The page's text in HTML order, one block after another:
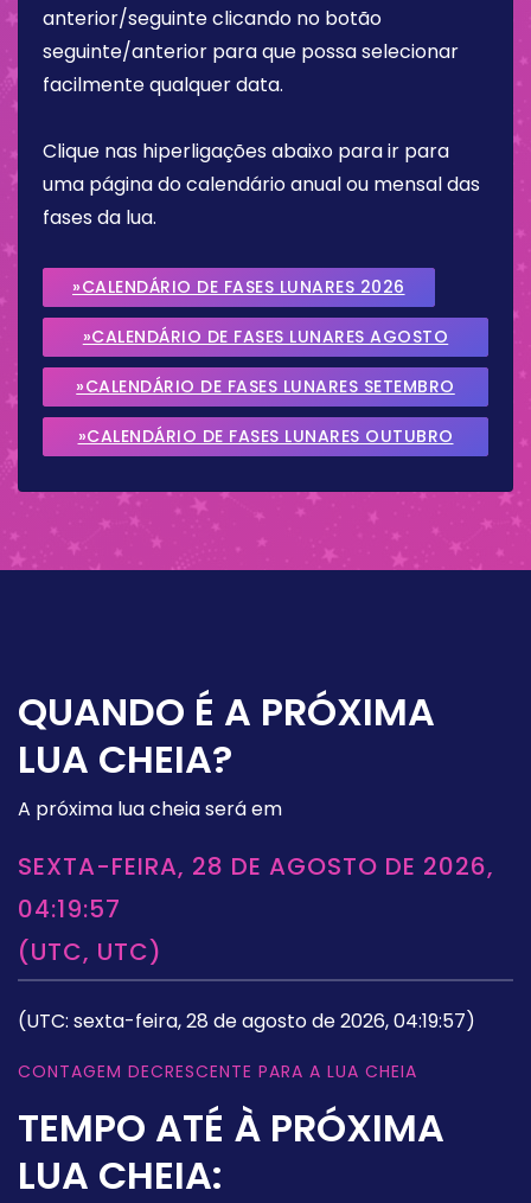
anterior/seguinte clicando no botão
seguinte/anterior para que possa selecionar
facilmente qualquer data.
Clique nas hiperligações abaixo para ir para
uma página do calendário anual ou mensal das
fases da lua.
»CALENDÁRIO DE FASES LUNARES 2026
»CALENDÁRIO DE FASES LUNARES AGOSTO
2026
»CALENDÁRIO DE FASES LUNARES SETEMBRO
2026
»CALENDÁRIO DE FASES LUNARES OUTUBRO
QUANDO É A PRÓXIMA
LUA CHEIA?
A próxima lua cheia será em
SEXTA-FEIRA, 28 DE AGOSTO DE 2026,
04:19:57
(UTC, UTC)
(UTC: sexta-feira, 28 de agosto de 2026, 04:19:57)
CONTAGEM DECRESCENTE PARA A LUA CHEIA
TEMPO ATÉ À PRÓXIMA
LUA CHEIA: